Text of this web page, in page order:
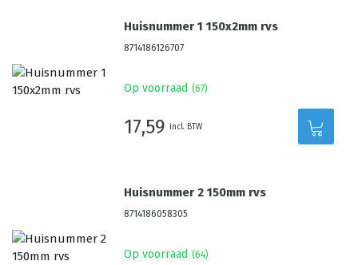
Huisnummer 1 150x2mm rvs
8714186126707
Op voorraad (67)
17,59 incl. BTW
Huisnummer 2 150mm rvs
8714186058305
Op voorraad (64)